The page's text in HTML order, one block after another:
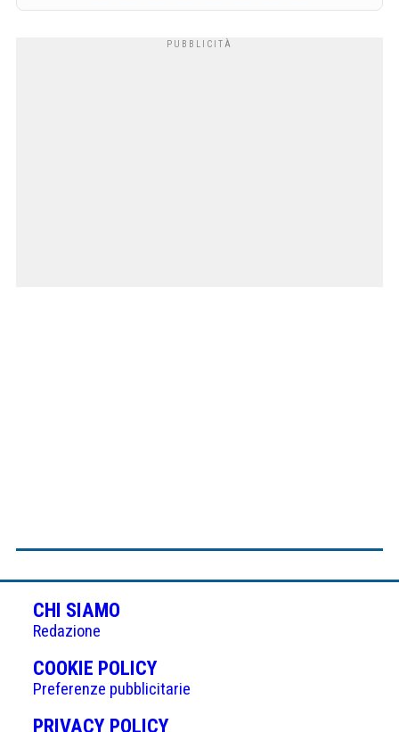
CHI SIAMO
Redazione
COOKIE POLICY(APRE
IN
UNA
Preferenze pubblicitarie
PRIVACY POLICY(APRE